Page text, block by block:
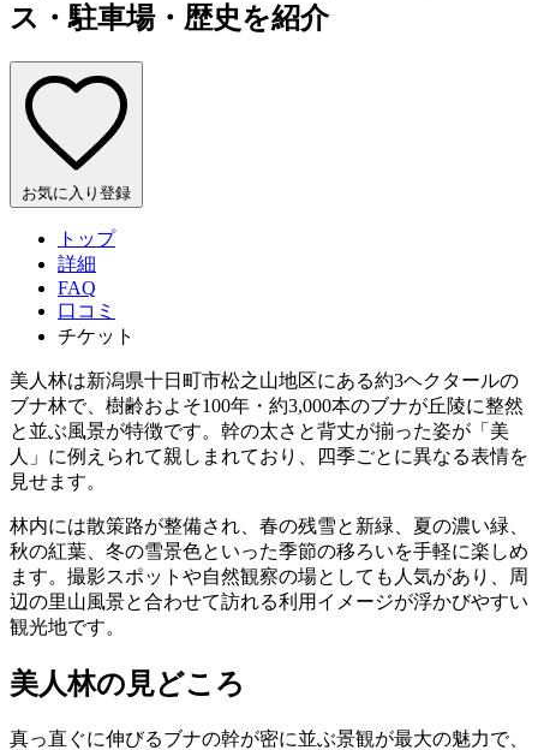
ス・駐車場・歴史を紹介
お気に入り登録
トップ
詳細
FAQ
口コミ
チケット
美人林は新潟県十日町市松之山地区にある約3ヘクタールの
ブナ林で、樹齢およそ100年・約3,000本のブナが丘陵に整然
と並ぶ風景が特徴です。幹の太さと背丈が揃った姿が「美
人」に例えられて親しまれており、四季ごとに異なる表情を
見せます。
林内には散策路が整備され、春の残雪と新緑、夏の濃い緑、
秋の紅葉、冬の雪景色といった季節の移ろいを手軽に楽しめ
ます。撮影スポットや自然観察の場としても人気があり、周
辺の里山風景と合わせて訪れる利用イメージが浮かびやすい
観光地です。
美人林の見どころ
真っ直ぐに伸びるブナの幹が密に並ぶ景観が最大の魅力で、